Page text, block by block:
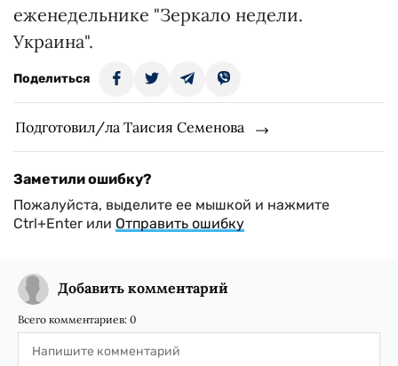
еженедельнике "Зеркало недели.
Украина".
Поделиться
Подготовил/ла Таисия Семенова
Заметили ошибку?
Пожалуйста, выделите ее мышкой и нажмите
Ctrl+Enter или Отправить ошибку
Добавить комментарий
Всего комментариев: 0